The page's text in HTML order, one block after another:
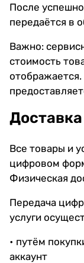
После
передаётся в
Важно:
стоимость
Доставка
Все товары и
цифровом
Физическая
Передача
услуги
• путём
аккаунт